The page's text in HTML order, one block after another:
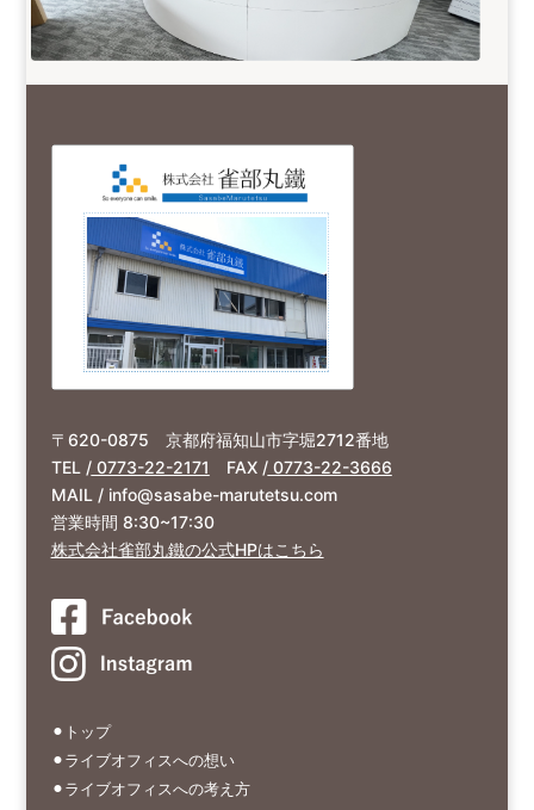
〒620-0875 京都府福知山市字堀2712番地
TEL /0773-22-2171 FAX /0773-22-3666
MAIL / info@sasabe-marutetsu.com
営業時間 8:30~17:30
株式会社雀部丸鐵の公式HPはこちら
⚫︎トップ
⚫︎ライブオフィスへの想い
⚫︎ライブオフィスへの考え方